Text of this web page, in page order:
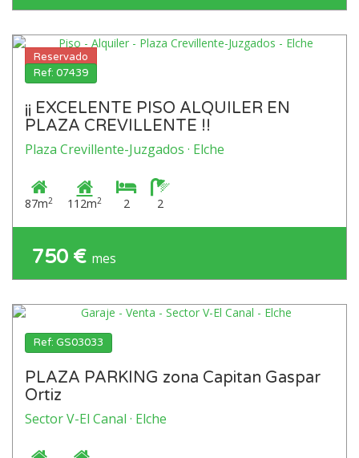
Reservado
Ref: 07439
¡¡ EXCELENTE PISO ALQUILER EN
PLAZA CREVILLENTE !!
Plaza Crevillente-Juzgados · Elche
87m2 112m2 2 2
750 € mes
Ref: GS03033
PLAZA PARKING zona Capitan Gaspar
Ortiz
Sector V-El Canal · Elche